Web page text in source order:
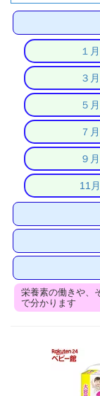
１月
３月
５月
７月
９月
11月
栄養素の働きや、
で分かります